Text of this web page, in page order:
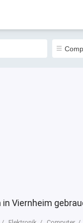
Viernheim